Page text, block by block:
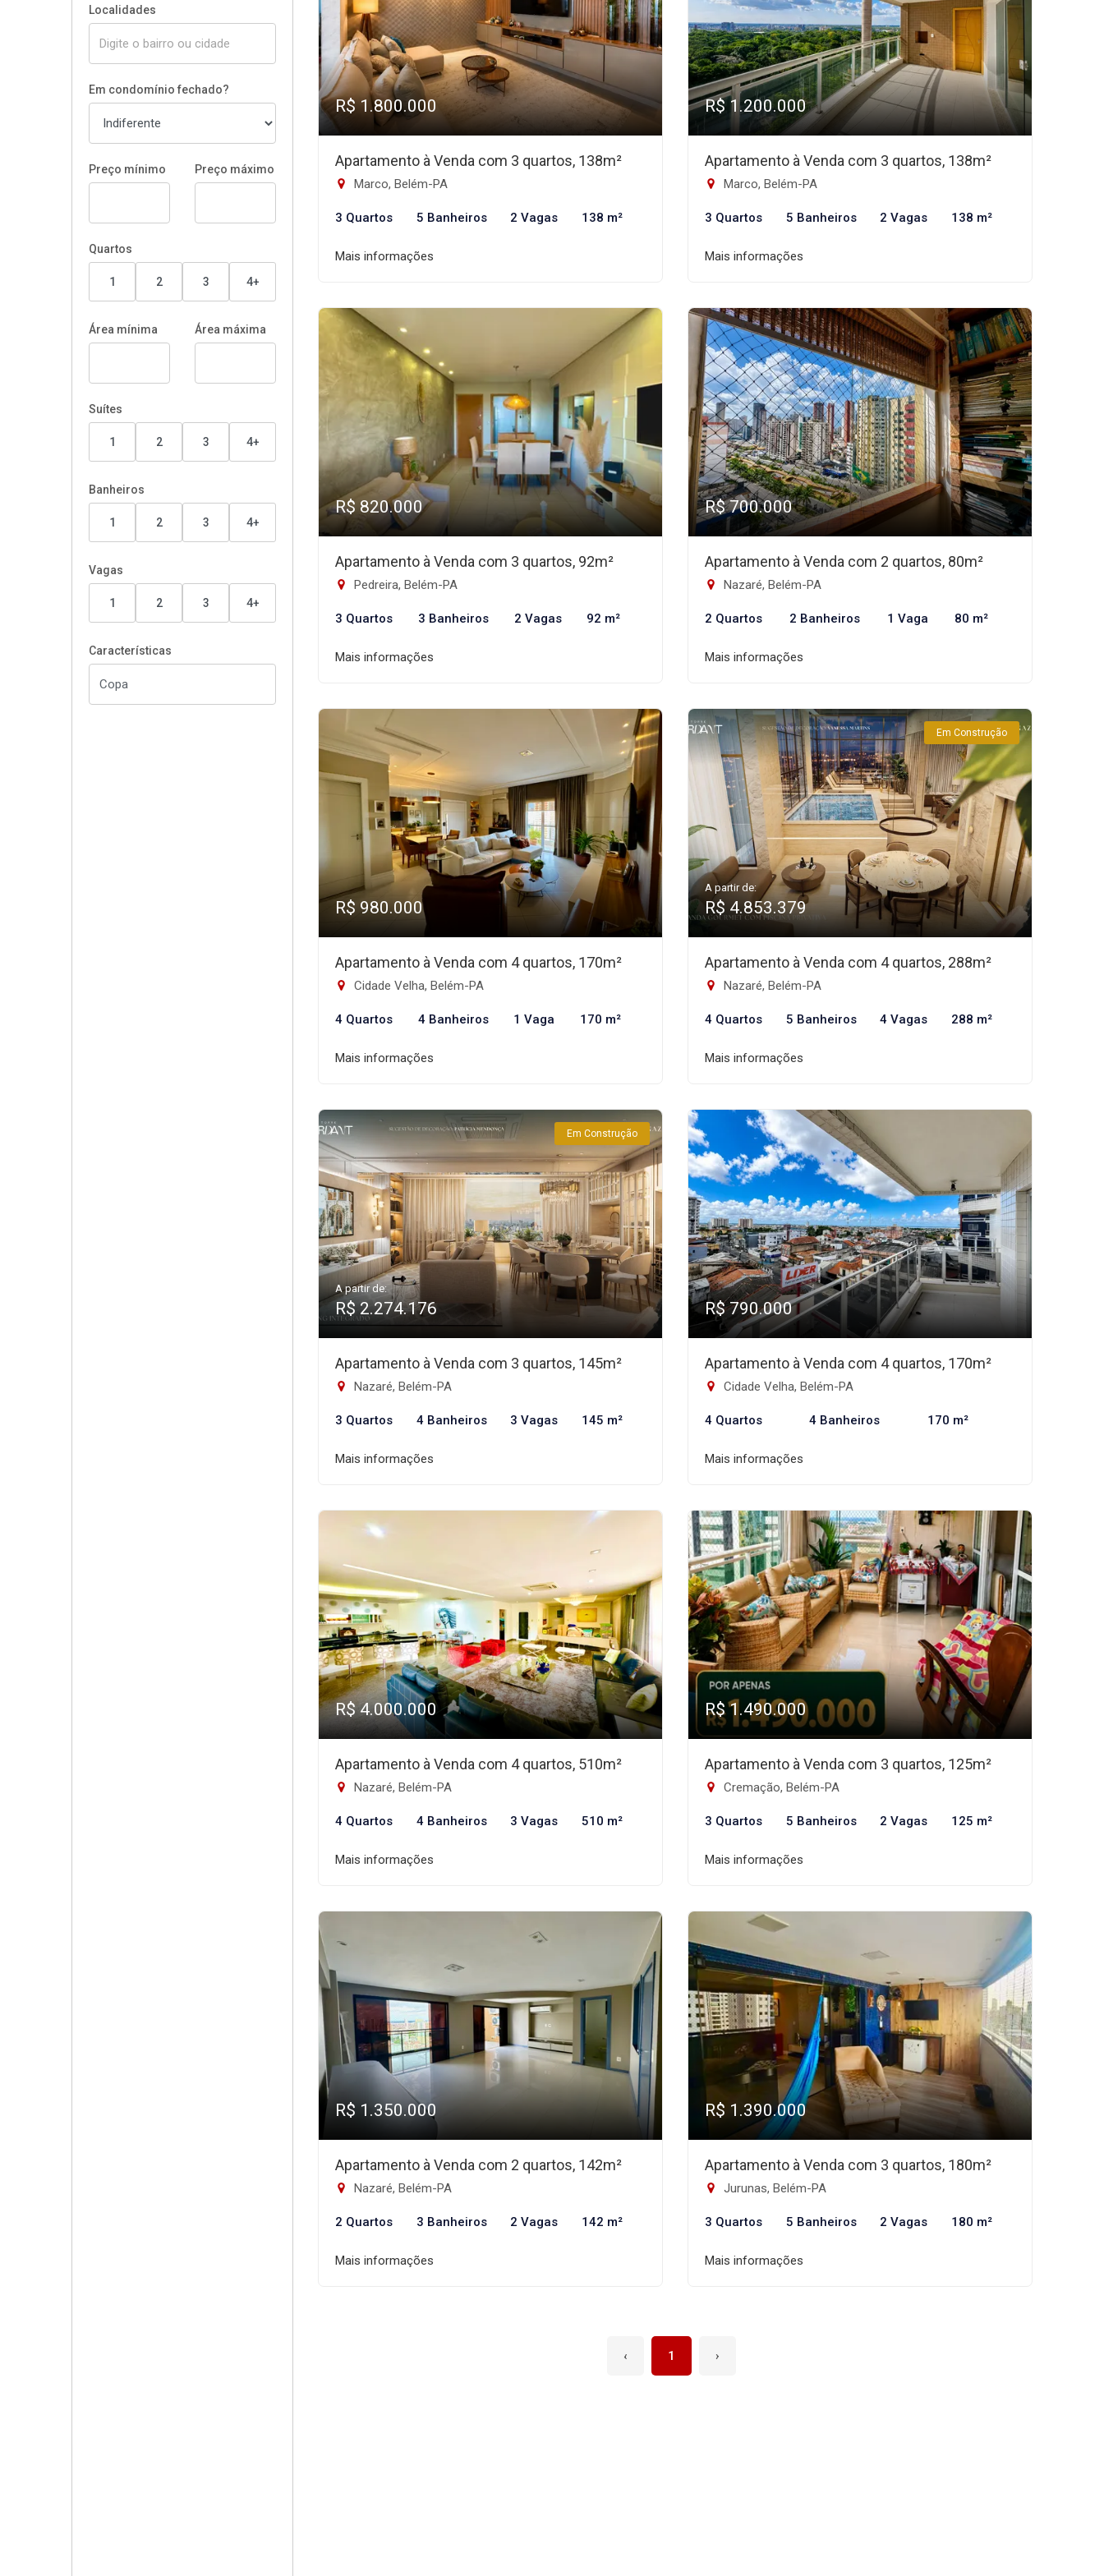
Localidades
Em condomínio fechado?
Preço mínimo Preço máximo
Quartos
1 2 3 4+
Área mínima Área máxima
Suítes
1 2 3 4+
Banheiros
1 2 3 4+
Vagas
1 2 3 4+
Características
R$ 1.800.000
Apartamento à Venda com 3 quartos, 138m²
Marco, Belém-PA
3 Quartos 5 Banheiros 2 Vagas 138 m²
Mais informações
R$ 1.200.000
Apartamento à Venda com 3 quartos, 138m²
Marco, Belém-PA
3 Quartos 5 Banheiros 2 Vagas 138 m²
Mais informações
R$ 820.000
Apartamento à Venda com 3 quartos, 92m²
Pedreira, Belém-PA
3 Quartos 3 Banheiros 2 Vagas 92 m²
Mais informações
R$ 700.000
Apartamento à Venda com 2 quartos, 80m²
Nazaré, Belém-PA
2 Quartos 2 Banheiros 1 Vaga 80 m²
Mais informações
R$ 980.000
Apartamento à Venda com 4 quartos, 170m²
Cidade Velha, Belém-PA
4 Quartos 4 Banheiros 1 Vaga 170 m²
Mais informações
Em Construção
A partir de:
R$ 4.853.379
Apartamento à Venda com 4 quartos, 288m²
Nazaré, Belém-PA
4 Quartos 5 Banheiros 4 Vagas 288 m²
Mais informações
Em Construção
A partir de:
R$ 2.274.176
Apartamento à Venda com 3 quartos, 145m²
Nazaré, Belém-PA
3 Quartos 4 Banheiros 3 Vagas 145 m²
Mais informações
R$ 790.000
Apartamento à Venda com 4 quartos, 170m²
Cidade Velha, Belém-PA
4 Quartos 4 Banheiros 170 m²
Mais informações
R$ 4.000.000
Apartamento à Venda com 4 quartos, 510m²
Nazaré, Belém-PA
4 Quartos 4 Banheiros 3 Vagas 510 m²
Mais informações
R$ 1.490.000
Apartamento à Venda com 3 quartos, 125m²
Cremação, Belém-PA
3 Quartos 5 Banheiros 2 Vagas 125 m²
Mais informações
R$ 1.350.000
Apartamento à Venda com 2 quartos, 142m²
Nazaré, Belém-PA
2 Quartos 3 Banheiros 2 Vagas 142 m²
Mais informações
R$ 1.390.000
Apartamento à Venda com 3 quartos, 180m²
Jurunas, Belém-PA
3 Quartos 5 Banheiros 2 Vagas 180 m²
Mais informações
‹ 1 ›